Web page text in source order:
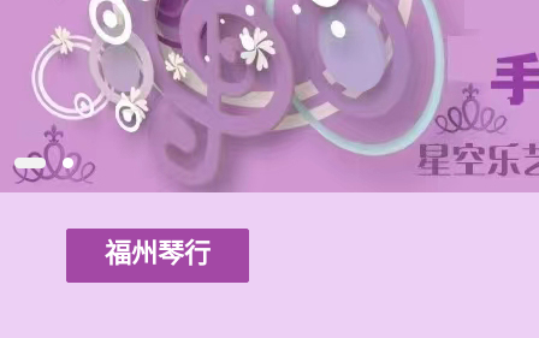
福州琴行